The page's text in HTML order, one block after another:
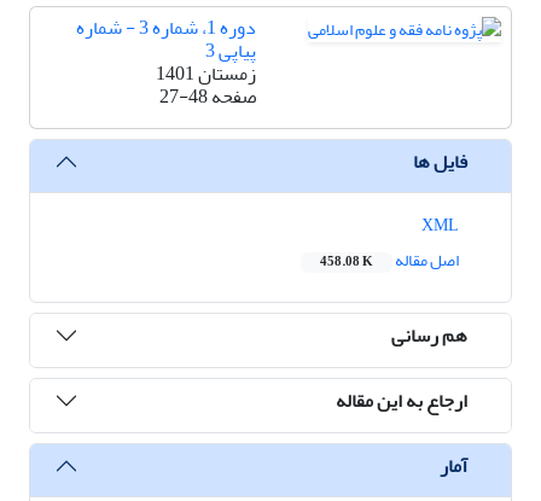
دوره 1، شماره 3 - شماره
پیاپی 3
زمستان 1401
صفحه27-48
فایل ها
اصل مقاله
458.08 K
هم رسانی
ارجاع به این مقاله
آمار